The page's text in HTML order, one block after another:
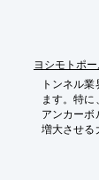
ヨシモトポ
トンネル
ます。特に
アンカーボ
増大させる
ボルト』
向上させ